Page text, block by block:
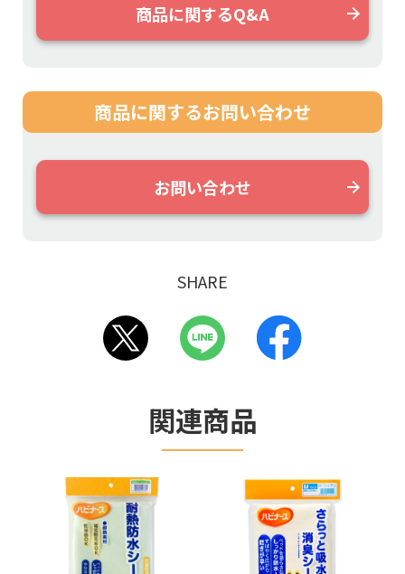
商品に関するQ&A
商品に関するお問い合わせ
お問い合わせ
SHARE
関連商品